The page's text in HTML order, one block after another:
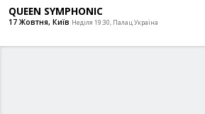
QUEEN SYMPHONIC